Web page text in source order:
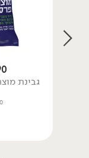
/ ל100 גר'
גבינת